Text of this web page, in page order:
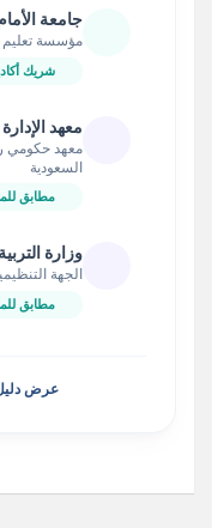
جامعة
مؤسسة تعليم
شريك
معهد
معهد حكومي
السعودية
مطابق
وزارة
الجهة
مطابق
عرض دليل